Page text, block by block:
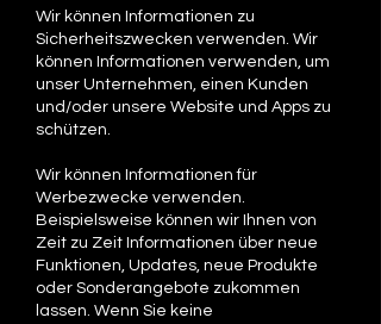
Wir können Informationen zu
Sicherheitszwecken verwenden. Wir
können Informationen verwenden, um
unser Unternehmen, einen Kunden
und/oder unsere Website und Apps zu
schützen.
Wir können Informationen für
Werbezwecke verwenden.
Beispielsweise können wir Ihnen von
Zeit zu Zeit Informationen über neue
Funktionen, Updates, neue Produkte
oder Sonderangebote zukommen
lassen. Wenn Sie keine